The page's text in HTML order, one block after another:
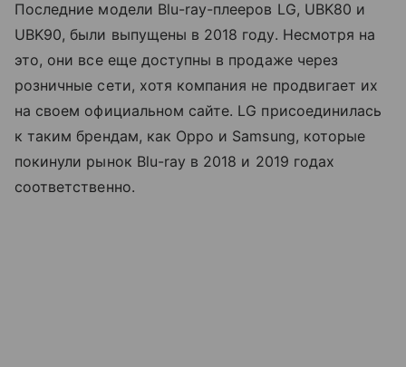
Последние модели Blu-ray-плееров LG, UBK80 и
UBK90, были выпущены в 2018 году. Несмотря на
это, они все еще доступны в продаже через
розничные сети, хотя компания не продвигает их
на своем официальном сайте. LG присоединилась
к таким брендам, как Oppo и Samsung, которые
покинули рынок Blu-ray в 2018 и 2019 годах
соответственно.